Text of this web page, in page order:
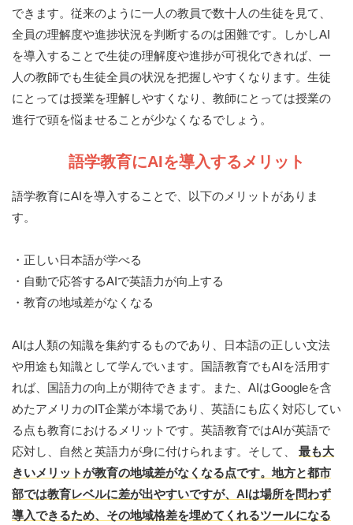
できます。従来のように一人の教員で数十人の生徒を見て、
全員の理解度や進捗状況を判断するのは困難です。しかしAI
を導入することで生徒の理解度や進捗が可視化できれば、一
人の教師でも生徒全員の状況を把握しやすくなります。生徒
にとっては授業を理解しやすくなり、教師にとっては授業の
進行で頭を悩ませることが少なくなるでしょう。
語学教育にAIを導入するメリット
語学教育にAIを導入することで、以下のメリットがありま
す。
・正しい日本語が学べる
・自動で応答するAIで英語力が向上する
・教育の地域差がなくなる
AIは人類の知識を集約するものであり、日本語の正しい文法
や用途も知識として学んでいます。国語教育でもAIを活用す
れば、国語力の向上が期待できます。また、AIはGoogleを含
めたアメリカのIT企業が本場であり、英語にも広く対応してい
る点も教育におけるメリットです。英語教育ではAIが英語で
応対し、自然と英語力が身に付けられます。そして、 最も大
きいメリットが教育の地域差がなくなる点です。地方と都市
部では教育レベルに差が出やすいですが、AIは場所を問わず
導入できるため、その地域格差を埋めてくれるツールになる